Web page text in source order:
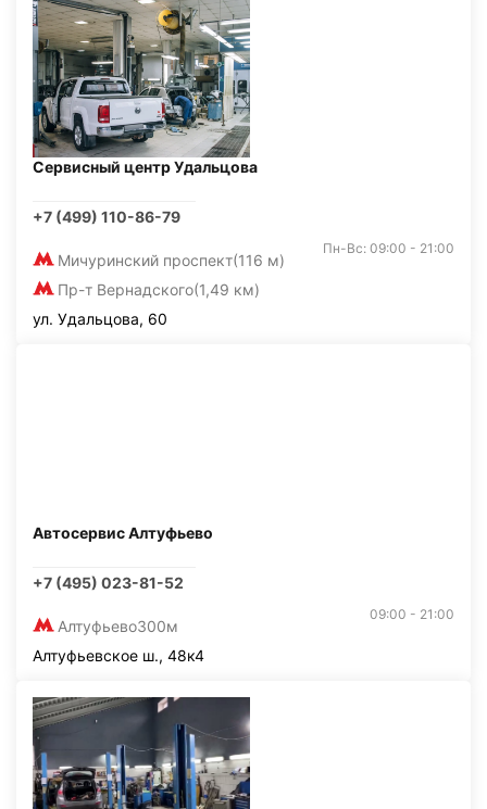
Сервисный центр Удальцова
+7 (499) 110-86-79
Мичуринский проспект(116 м)
Пр-т Вернадского(1,49 км)
Пн-Вс: 09:00 - 21:00
ул. Удальцова, 60
Автосервис Алтуфьево
+7 (495) 023-81-52
Алтуфьево300м
09:00 - 21:00
Алтуфьевское ш., 48к4